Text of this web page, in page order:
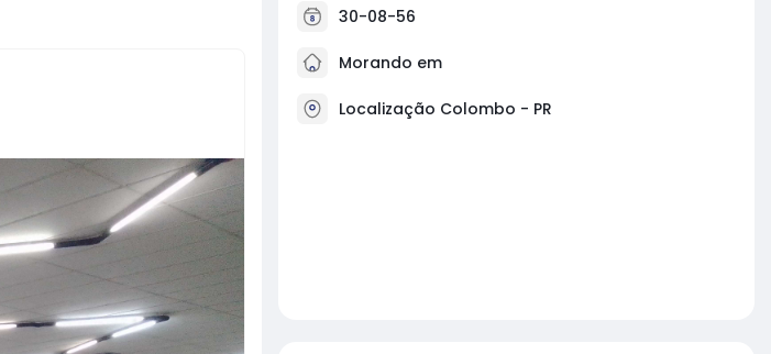
30-08-56
Morando em
Localização Colombo - PR